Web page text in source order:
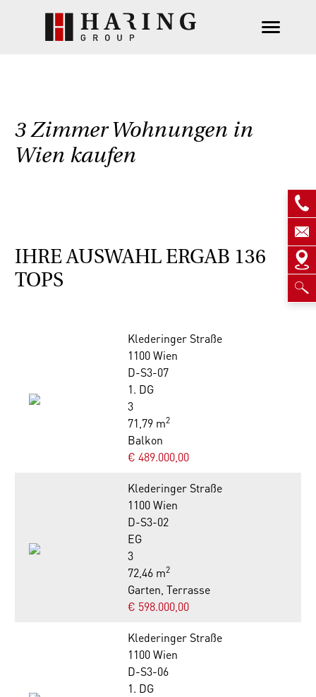
3 Zimmer Wohnungen in
Wien kaufen
IHRE AUSWAHL ERGAB 136
TOPS
Klederinger Straße
1100 Wien
D-S3-07
1. DG
3
71,79 m2
Balkon
€ 489.000,00
Klederinger Straße
1100 Wien
D-S3-02
EG
3
72,46 m2
Garten, Terrasse
€ 598.000,00
Klederinger Straße
1100 Wien
D-S3-06
1. DG